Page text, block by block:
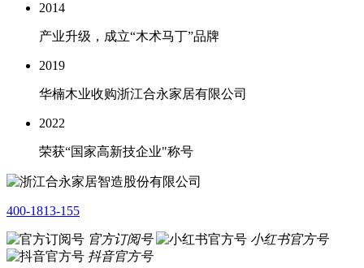
2014
产业升级，成立“木术马丁”品牌
2019
华楠木业收购浙江合永家居有限公司
2022
荣获“国家高新技企业"称号
400-1813-155
官方订阅号
小红书官方号
抖音官方号